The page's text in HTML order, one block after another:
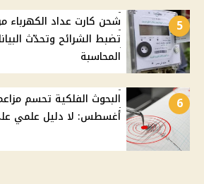
5
شحن كارت عداد
تضبط الشرائح وتحدّث
المحاسبة
6
أغسطس: لا دليل علمي